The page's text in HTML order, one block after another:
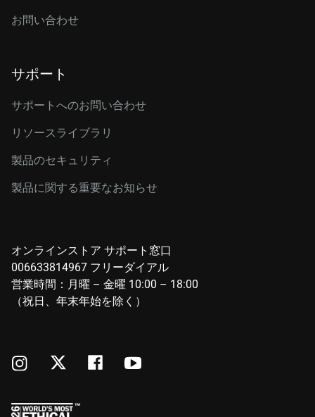
お問い合わせ
サポート
サポートへのお問い合わせ
リソースライブラリ
製品のセキュリティ
製品に関する重要なお知らせ
オンラインストア サポート窓口
006633814967 フリーダイアル
営業時間：月曜 – 金曜 10:00 – 18:00
（祝日、年末年始を除く）